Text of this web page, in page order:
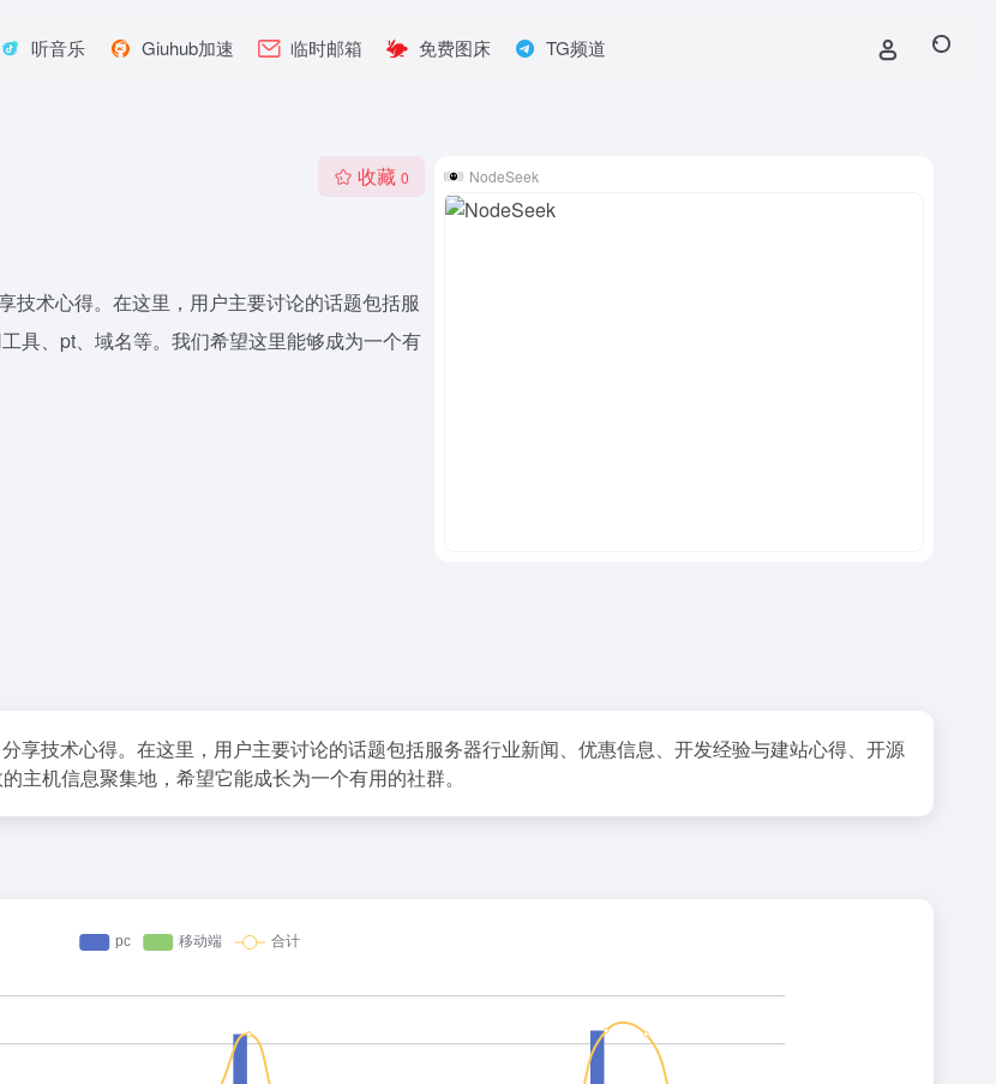
听音乐 Giuhub加速 临时邮箱 免费图床 TG频道
收藏 0
技术心得。在这里，用户主要讨论的话题包括服
具、pt、域名等。我们希望这里能够成为一个有
NodeSeek
享技术心得。在这里，用户主要讨论的话题包括服务器行业新闻、优惠信息、开发经验与建站心得、开源
主机信息聚集地，希望它能成长为一个有用的社群。